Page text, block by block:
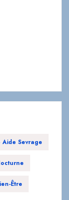
Aide Sevrage
Être